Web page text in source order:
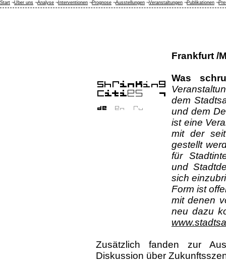
Frankfurt /
Was
dem
und dem
ist eine
mit der
gestellt
für
und
sich
Form ist
mit denen
neu dazu
Zusätzlich fanden zur
Diskussion über
Start ¬Über uns ¬Analyse ¬ Interventionen ¬Prognose ¬Ausstellungen ¬Veranstaltungen ¬Publikationen ¬